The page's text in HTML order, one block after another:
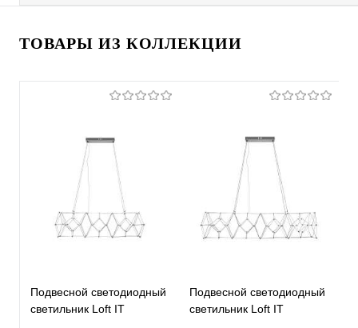
ТОВАРЫ ИЗ КОЛЛЕКЦИИ
Подвесной светодиодный
светильник Loft IT
Подвесной светодиодный
светильник Loft IT